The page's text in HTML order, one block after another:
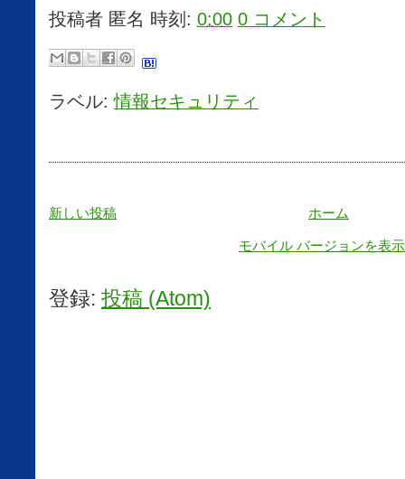
投稿者 匿名 時刻: 0:00 0 コメント
ラベル:情報セキュリティ
新しい投稿 ホーム
モバイル バージョンを表示
登録: 投稿 (Atom)